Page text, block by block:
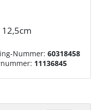
Nummer: 60318458
11136845